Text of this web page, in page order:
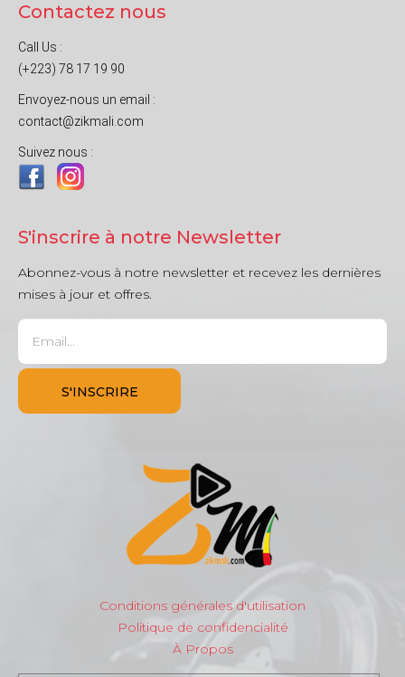
Contactez nous
Call Us :
(+223) 78 17 19 90
Envoyez-nous un email :
contact@zikmali.com
Suivez nous :
S'inscrire à notre Newsletter
Abonnez-vous à notre newsletter et recevez les dernières
mises à jour et offres.
Conditions générales d'utilisation
Politique de confidencialité
À Propos